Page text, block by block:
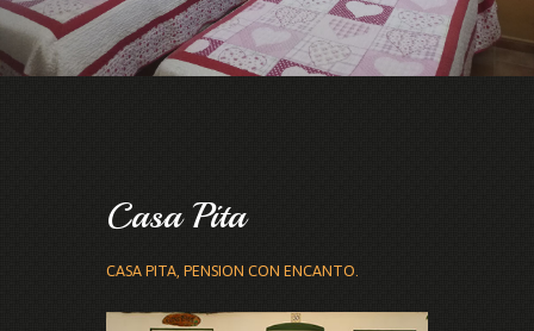
Casa Pita
CASA PITA, PENSION CON ENCANTO.